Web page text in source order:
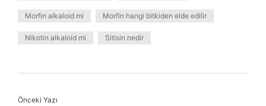
Morfin alkaloid mi Morfin hangi bitkiden elde edilir
Nikotin alkaloid mi Sitisin nedir
Önceki Yazı